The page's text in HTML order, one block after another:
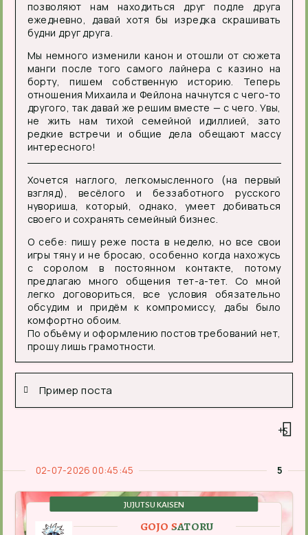
позволяют нам находиться друг подле друга
ежедневно, давай хотя бы изредка скрашивать
будни друг друга.
Мы немного изменили канон и отошли от сюжета
манги после того самого лайнера с казино на
борту, пишем собственную историю. Теперь
отношения Михаила и Фейлона начнутся с чего-то
другого, так давай же решим вместе — с чего. Увы,
не жить нам тихой семейной идиллией, зато
редкие встречи и общие дела обещают массу
интересного!
Хочется наглого, легкомысленного (на первый
взгляд), весёлого и беззаботного русского
нувориша, который, однако, умеет добиваться
своего и сохранять семейный бизнес.
О себе: пишу реже поста в неделю, но все свои
игры тяну и не бросаю, особенно когда нахожусь
с соролом в постоянном контакте, потому
предлагаю много общения тет-а-тет. Со мной
легко договориться, все условия обязательно
обсудим и придём к компромиссу, дабы было
комфортно обоим.
По объёму и оформлению постов требований нет,
прошу лишь грамотности.
Пример поста
+5
5
02-07-2026 00:45:45
GOJO SATORU
JUJUTSU KAISEN